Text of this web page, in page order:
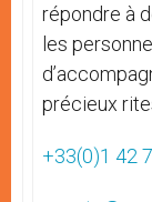
répondre à
les
précieux
+33(0)1 42